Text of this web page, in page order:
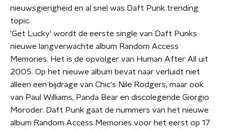
nieuwsgierigheid en al snel was Daft Punk trending
topic.
'Get Lucky' wordt de eerste single van Daft Punks
nieuwe langverwachte album Random Access
Memories. Het is de opvolger van Human After All uit
2005. Op het nieuwe album bevat naar verluidt niet
alleen een bijdrage van Chic's Nile Rodgers, maar ook
van Paul Williams, Panda Bear en discolegende Giorgio
Moroder. Daft Punk gaat de nummers van het nieuwe
album Random Access Memories voor het eerst op 17